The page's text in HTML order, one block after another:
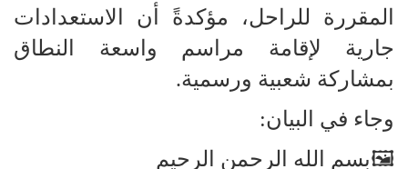
المقررة للراحل، مؤكدةً أن الاستعدادات
جارية لإقامة مراسم واسعة النطاق
بمشاركة شعبية ورسمية.
وجاء في البيان:
🖼بسم الله الرحمن الرحيم